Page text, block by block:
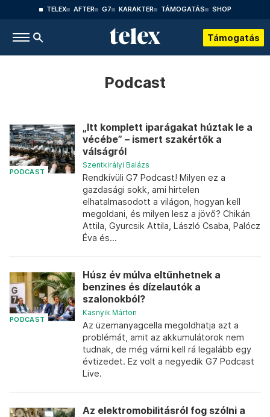
TELEX AFTER G7 KARAKTER TÁMOGATÁS SHOP
Támogatás
Podcast
PODCAST
„Itt komplett iparágakat húztak le a
vécébe” – ismert szakértők a
válságról
Szentkirályi Balázs
Rendkívüli G7 Podcast! Milyen ez a
gazdasági sokk, ami hirtelen
elhatalmasodott a világon, hogyan kell
megoldani, és milyen lesz a jövő? Chikán
Attila, Gyurcsik Attila, László Csaba, Palócz
Éva és...
PODCAST
Húsz év múlva eltűnhetnek a
benzines és dízelautók a
szalonokból?
Kasnyik Márton
Az üzemanyagcella megoldhatja azt a
problémát, amit az akkumulátorok nem
tudnak, de még várni kell rá legalább egy
évtizedet. Ez volt a negyedik G7 Podcast
Live.
Az elektromobilitásról fog szólni a